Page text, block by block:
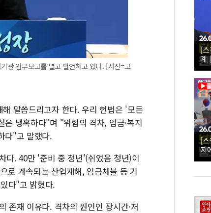
관 업무보고를 열고 발언하고 있다. [사진=고
말씀드리고자 한다. 우리 헌법은 '모든
냉혹하다"며 "위험의 격차, 임금·복지
다"고 말했다.
다. 40만 '준비 중 청년'(쉬었음 청년)이
로 계속되는 산업재해, 임금체불 등 기
다"고 밝혔다.
존재 이유다. 격차의 원인인 장시간·저
[
계
[
지